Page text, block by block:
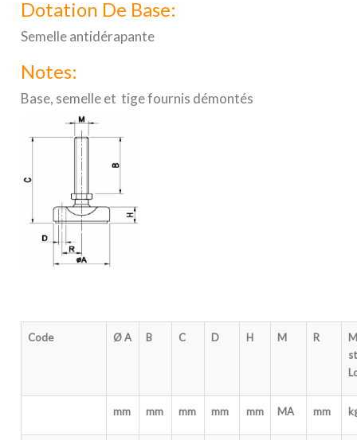
Dotation De Base:
Semelle antidérapante
Notes:
Base, semelle et tige fournis démontés
Code Ø A B C D H M R
mm mm mm mm mm MA mm